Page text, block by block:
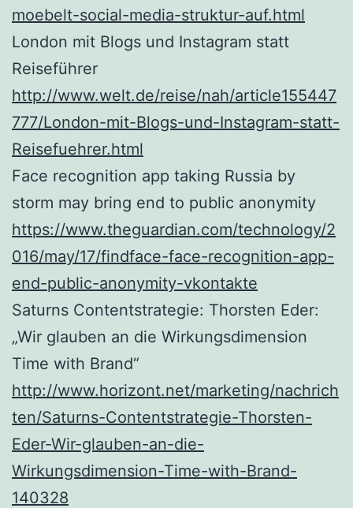
moebelt-social-media-struktur-auf.html
London mit Blogs und Instagram statt
Reiseführer
http://www.welt.de/reise/nah/article155447
777/London-mit-Blogs-und-Instagram-statt-
Reisefuehrer.html
Face recognition app taking Russia by
storm may bring end to public anonymity
https://www.theguardian.com/technology/2
016/may/17/findface-face-recognition-app-
end-public-anonymity-vkontakte
Saturns Contentstrategie: Thorsten Eder:
„Wir glauben an die Wirkungsdimension
Time with Brand“
http://www.horizont.net/marketing/nachrich
ten/Saturns-Contentstrategie-Thorsten-
Eder-Wir-glauben-an-die-
Wirkungsdimension-Time-with-Brand-
140328